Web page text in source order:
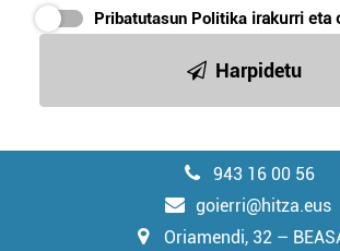
Pribatutasun Politika irakurri eta
Harpidetu
943 16 00 56
goierri@hitza.eus
Oriamendi, 32 –